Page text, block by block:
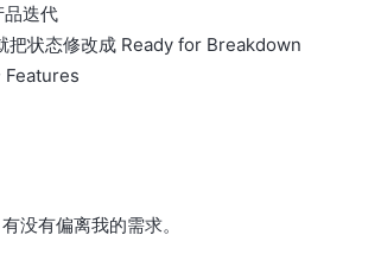
品迭代
把状态修改成 Ready for Breakdown
Features
没有偏离我的需求。